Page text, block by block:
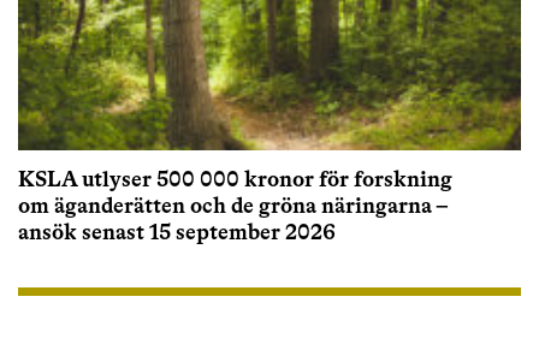
KSLA utlyser 500 000 kronor för forskning
om äganderätten och de gröna näringarna –
ansök senast 15 september 2026